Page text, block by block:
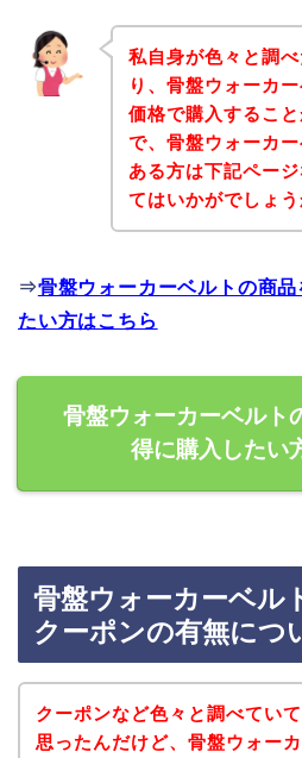
私自身が色々と調
り、骨盤ウォーカ
価格で購入するこ
で、骨盤ウォーカ
ある方は下記ペー
てはいかがでしょう
⇒骨盤ウォーカーベルトの商
たい方はこちら
骨盤ウォーカーベルト
得に購入したい
骨盤ウォーカーベル
クーポンの有無につ
クーポンなど色々と調べてい
思ったんだけど、骨盤ウォー